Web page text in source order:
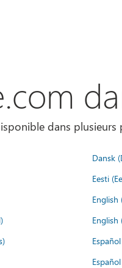
dans plusieurs
Dansk
Eesti
English